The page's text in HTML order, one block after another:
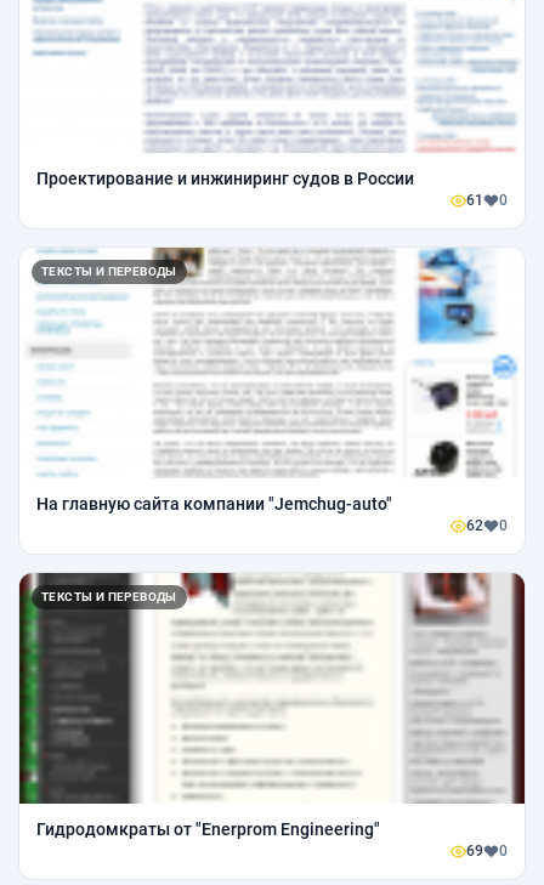
Проектирование и инжиниринг судов в России
61 0
ТЕКСТЫ И ПЕРЕВОДЫ
На главную сайта компании "Jemchug-auto"
62 0
ТЕКСТЫ И ПЕРЕВОДЫ
Гидродомкраты от "Enerprom Engineering"
69 0